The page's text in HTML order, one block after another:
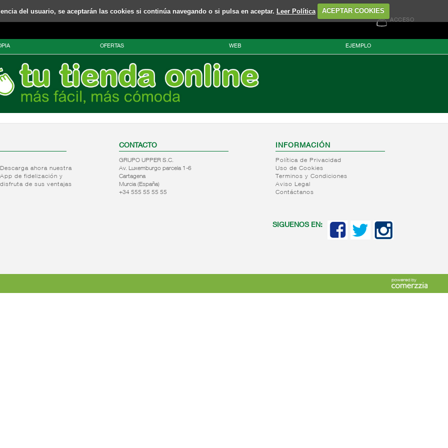
del usuario, se aceptarán las cookies si continúa navegando o si pulsa en aceptar. Leer Política ACEPTAR COOKIES
ACCESO
OFERTAS WEB EJEMPLO
Descarga ahora nuestra
App de fidelización y
disfruta de sus ventajas
CONTACTO
GRUPO UPPER S.C.
Av. Luxemburgo parcela 1-6
Cartagena
Murcia (España)
+34 555 55 55 55
INFORMACIÓN
Política de Privacidad
Uso de Cookies
Terminos y Condiciones
Aviso Legal
Contáctanos
SIGUENOS EN: